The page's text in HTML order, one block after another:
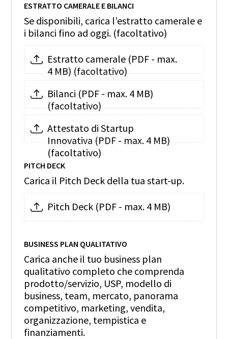
ESTRATTO CAMERALE E BILANCI
Se disponibili, carica l’estratto camerale e
i bilanci fino ad oggi. (facoltativo)
Estratto camerale (PDF - max.
4 MB) (facoltativo)
Bilanci (PDF - max. 4 MB)
(facoltativo)
Attestato di Startup
Innovativa (PDF - max. 4 MB)
(facoltativo)
PITCH DECK
Carica il Pitch Deck della tua start-up.
Pitch Deck (PDF - max. 4 MB)
BUSINESS PLAN QUALITATIVO
Carica anche il tuo business plan
qualitativo completo che comprenda
prodotto/servizio, USP, modello di
business, team, mercato, panorama
competitivo, marketing, vendita,
organizzazione, tempistica e
finanziamenti.